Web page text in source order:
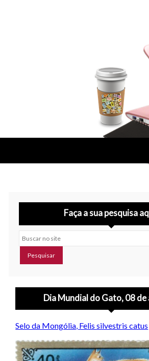
Faça a sua pesquisa
Buscar no site
Dia Mundial do Gato, 08
Selo da Mongólia, Felis silvestris catus